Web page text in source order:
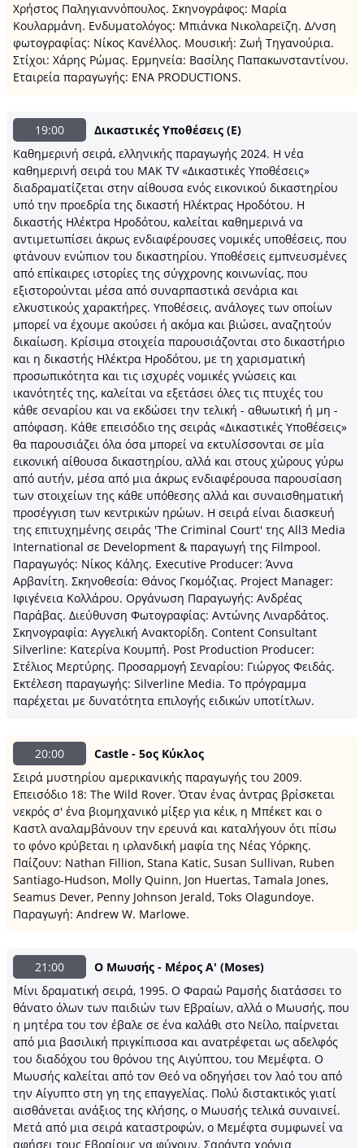
Χρήστος Παληγιαννόπουλος. Σκηνογράφος: Μαρία
Κουλαρμάνη. Ενδυματολόγος: Μπιάνκα Νικολαρεϊζη. Δ/νση
φωτογραφίας: Νίκος Κανέλλος. Μουσική: Ζωή Τηγανούρια.
Στίχοι: Χάρης Ρώμας. Ερμηνεία: Βασίλης Παπακωνσταντίνου.
Εταιρεία παραγωγής: ΕΝΑ PRODUCTIONS.
19:00
Δικαστικές Υποθέσεις (Ε)
Καθημερινή σειρά, ελληνικής παραγωγής 2024. Η νέα
καθημερινή σειρά του ΜΑΚ TV «Δικαστικές Υποθέσεις»
διαδραματίζεται στην αίθουσα ενός εικονικού δικαστηρίου
υπό την προεδρία της δικαστή Ηλέκτρας Ηροδότου. Η
δικαστής Ηλέκτρα Ηροδότου, καλείται καθημερινά να
αντιμετωπίσει άκρως ενδιαφέρουσες νομικές υποθέσεις, που
φτάνουν ενώπιον του δικαστηρίου. Υποθέσεις εμπνευσμένες
από επίκαιρες ιστορίες της σύγχρονης κοινωνίας, που
εξιστορούνται μέσα από συναρπαστικά σενάρια και
ελκυστικούς χαρακτήρες. Υποθέσεις, ανάλογες των οποίων
μπορεί να έχουμε ακούσει ή ακόμα και βιώσει, αναζητούν
δικαίωση. Κρίσιμα στοιχεία παρουσιάζονται στο δικαστήριο
και η δικαστής Ηλέκτρα Ηροδότου, με τη χαρισματική
προσωπικότητα και τις ισχυρές νομικές γνώσεις και
ικανότητές της, καλείται να εξετάσει όλες τις πτυχές του
κάθε σεναρίου και να εκδώσει την τελική - αθωωτική ή μη -
απόφαση. Κάθε επεισόδιο της σειράς «Δικαστικές Υποθέσεις»
θα παρουσιάζει όλα όσα μπορεί να εκτυλίσσονται σε μία
εικονική αίθουσα δικαστηρίου, αλλά και στους χώρους γύρω
από αυτήν, μέσα από μια άκρως ενδιαφέρουσα παρουσίαση
των στοιχείων της κάθε υπόθεσης αλλά και συναισθηματική
προσέγγιση των κεντρικών ηρώων. Η σειρά είναι διασκευή
της επιτυχημένης σειράς 'The Criminal Court' της All3 Media
International σε Development & παραγωγή της Filmpool.
Παραγωγός: Νίκος Κάλης. Executive Producer: Άννα
Αρβανίτη. Σκηνοθεσία: Θάνος Γκομόζιας. Project Manager:
Ιφιγένεια Κολλάρου. Οργάνωση Παραγωγής: Ανδρέας
Παράβας. Διεύθυνση Φωτογραφίας: Αντώνης Λιναρδάτος.
Σκηνογραφία: Αγγελική Ανακτορίδη. Content Consultant
Silverline: Κατερίνα Κουμπή. Post Production Producer:
Στέλιος Μερτύρης. Προσαρμογή Σεναρίου: Γιώργος Φειδάς.
Εκτέλεση παραγωγής: Silverline Media. Το πρόγραμμα
παρέχεται με δυνατότητα επιλογής ειδικών υποτίτλων.
20:00
Castle - 5ος Κύκλος
Σειρά μυστηρίου αμερικανικής παραγωγής του 2009.
Επεισόδιο 18: The Wild Rover. Όταν ένας άντρας βρίσκεται
νεκρός σ' ένα βιομηχανικό μίξερ για κέικ, η Μπέκετ και ο
Καστλ αναλαμβάνουν την ερευνά και καταλήγουν ότι πίσω
το φόνο κρύβεται η ιρλανδική μαφία της Νέας Υόρκης.
Παίζουν: Nathan Fillion, Stana Katic, Susan Sullivan, Ruben
Santiago-Hudson, Molly Quinn, Jon Huertas, Tamala Jones,
Seamus Dever, Penny Johnson Jerald, Toks Olagundoye.
Παραγωγή: Andrew W. Marlowe.
21:00
Ο Μωυσής - Μέρος Α' (Moses)
Μίνι δραματική σειρά, 1995. Ο Φαραώ Ραμσής διατάσσει το
θάνατο όλων των παιδιών των Εβραίων, αλλά ο Μωυσής, που
η μητέρα του τον έβαλε σε ένα καλάθι στο Νείλο, παίρνεται
από μια βασιλική πριγκίπισσα και ανατρέφεται ως αδελφός
του διαδόχου του θρόνου της Αιγύπτου, του Μεμέφτα. Ο
Μωυσής καλείται από τον Θεό να οδηγήσει τον λαό του από
την Αίγυπτο στη γη της επαγγελίας. Πολύ διστακτικός γιατί
αισθάνεται ανάξιος της κλήσης, ο Μωυσής τελικά συναινεί.
Μετά από μια σειρά καταστροφών, ο Μεμέφτα συμφωνεί να
αφήσει τους Εβραίους να φύγουν. Σαράντα χρόνια